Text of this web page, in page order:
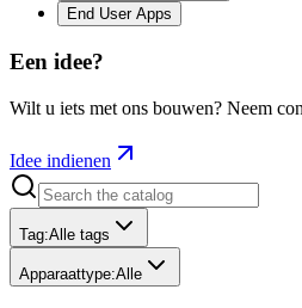
End User Apps
Een idee?
Wilt u iets met ons bouwen? Neem
Idee indienen
Tag:Alle tags
Apparaattype:Alle